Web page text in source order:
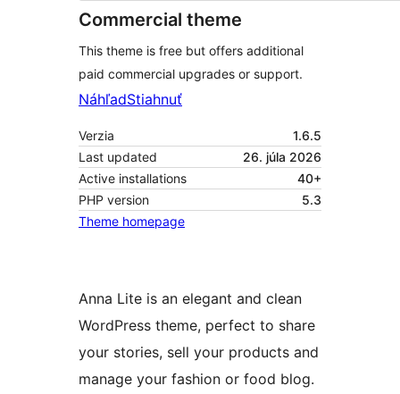
Commercial theme
This theme is free but offers additional
paid commercial upgrades or support.
NáhľadStiahnuť
Verzia
1.6.5
Last updated
26. júla 2026
Active installations
40+
PHP version
5.3
Theme homepage
Anna Lite is an elegant and clean
WordPress theme, perfect to share
your stories, sell your products and
manage your fashion or food blog.